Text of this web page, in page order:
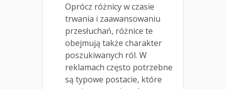
Oprócz różnicy w czasie
trwania i zaawansowaniu
przesłuchań, różnice te
obejmują także charakter
poszukiwanych ról. W
reklamach często potrzebne
są typowe postacie, które